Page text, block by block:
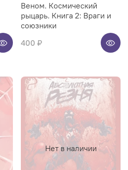
Веном. Космический
рыцарь. Книга 2: Враги и
союзники
400 ₽
Нет в наличии